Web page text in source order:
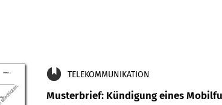
TELEKOMMUNIKATION
Musterbrief: Kündigung eines